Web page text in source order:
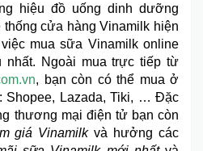
hiệu đồ uống dinh dưỡng
thống cửa hàng Vinamilk hiện
mua sữa Vinamilk online
Ngoài mua trực tiếp từ
, bạn còn có thể mua ở
Shopee, Lazada, Tiki, … Đặc
thương mại điện tử bạn còn
giá Vinamilkvà hưởng các